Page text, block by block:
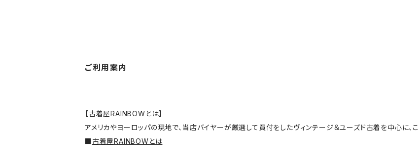
ご利用案内
【古着屋RAINBOWとは】
アメリカやヨーロッパの現地で、当店バイヤーが厳選して買付をしたヴィンテージ＆ユーズド古着を中心に、
■古着屋RAINBOWとは